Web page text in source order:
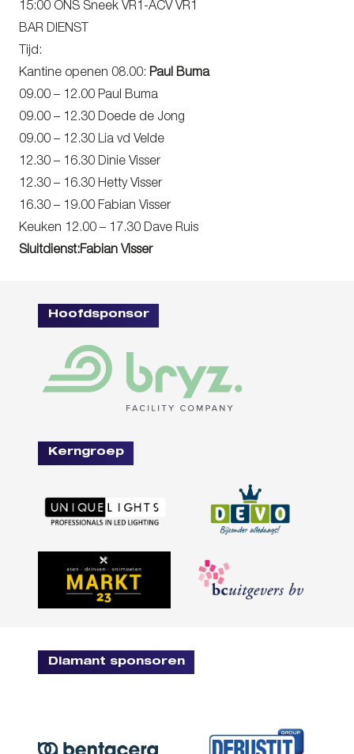
15:00 ONS Sneek VR1-ACV VR1
BAR DIENST
Tijd:
Kantine openen 08.00: Paul Buma
09.00 – 12.00 Paul Buma
09.00 – 12.30 Doede de Jong
09.00 – 12.30 Lia vd Velde
12.30 – 16.30 Dinie Visser
12.30 – 16.30 Hetty Visser
16.30 – 19.00 Fabian Visser
Keuken 12.00 – 17.30 Dave Ruis
Sluitdienst:Fabian Visser
Hoofdsponsor
Kerngroep
Diamant sponsoren